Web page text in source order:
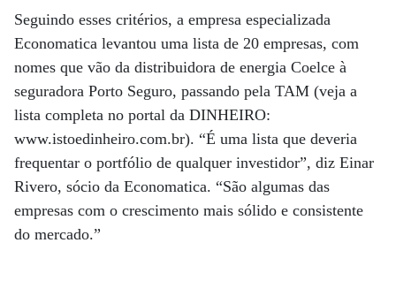
Seguindo esses critérios, a empresa especializada
Economatica levantou uma lista de 20 empresas, com
nomes que vão da distribuidora de energia Coelce à
seguradora Porto Seguro, passando pela TAM (veja a
lista completa no portal da DINHEIRO:
www.istoedinheiro.com.br). “É uma lista que deveria
frequentar o portfólio de qualquer investidor”, diz Einar
Rivero, sócio da Economatica. “São algumas das
empresas com o crescimento mais sólido e consistente
do mercado.”